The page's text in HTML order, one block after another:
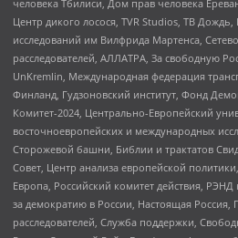
человека Тбилиси, Дом прав человека
Центр дикого лосося, TVR Studios, ТВ
исследований им Вилфрида Мартенса,
расследователей, АЛЛАТРА, За свободную
UnKremlin, Международная федерация
Финланд, Гудзоновский институт, Фонд
Комитет-2024, Центрально-Европейский
восточноевропейских и международных
Сторожевой башни, Библии и трактатов
Совет, Центр анализа европейской
Европа, Российский комитет действия,
за демократию в России, Настоящая Россия,
расследователей, Служба поддержки,